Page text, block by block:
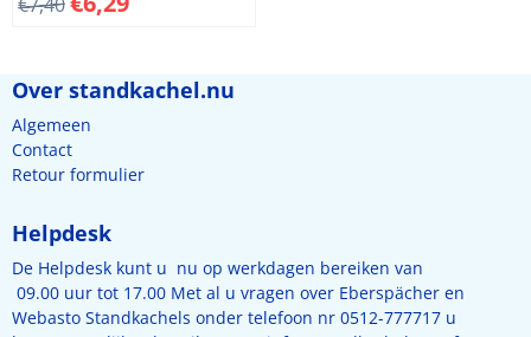
mm. Lengte 1 = 151 mm, L
Over standkachel.nu
Algemeen
Contact
Retour formulier
Helpdesk
De Helpdesk kunt u nu op werkdagen bereiken van
09.00 uur tot 17.00 Met al u vragen over Eberspächer en
Webasto Standkachels onder telefoon nr 0512-777717 u